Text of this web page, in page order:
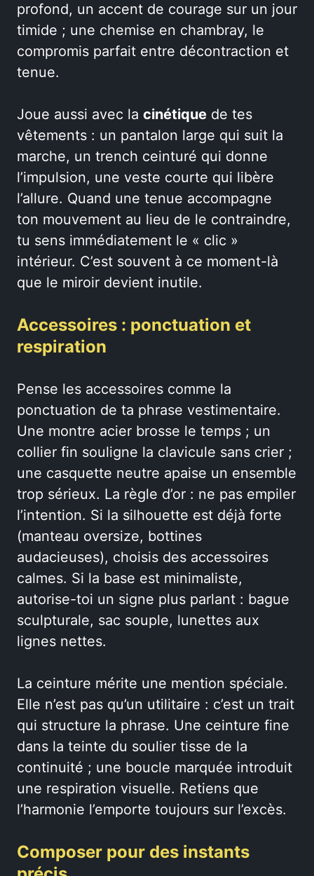
profond, un accent de courage sur un jour
timide ; une chemise en chambray, le
compromis parfait entre décontraction et
tenue.
Joue aussi avec la cinétique de tes
vêtements : un pantalon large qui suit la
marche, un trench ceinturé qui donne
l’impulsion, une veste courte qui libère
l’allure. Quand une tenue accompagne
ton mouvement au lieu de le contraindre,
tu sens immédiatement le « clic »
intérieur. C’est souvent à ce moment-là
que le miroir devient inutile.
Accessoires : ponctuation et
respiration
Pense les accessoires comme la
ponctuation de ta phrase vestimentaire.
Une montre acier brosse le temps ; un
collier fin souligne la clavicule sans crier ;
une casquette neutre apaise un ensemble
trop sérieux. La règle d’or : ne pas empiler
l’intention. Si la silhouette est déjà forte
(manteau oversize, bottines
audacieuses), choisis des accessoires
calmes. Si la base est minimaliste,
autorise-toi un signe plus parlant : bague
sculpturale, sac souple, lunettes aux
lignes nettes.
La ceinture mérite une mention spéciale.
Elle n’est pas qu’un utilitaire : c’est un trait
qui structure la phrase. Une ceinture fine
dans la teinte du soulier tisse de la
continuité ; une boucle marquée introduit
une respiration visuelle. Retiens que
l’harmonie l’emporte toujours sur l’excès.
Composer pour des instants